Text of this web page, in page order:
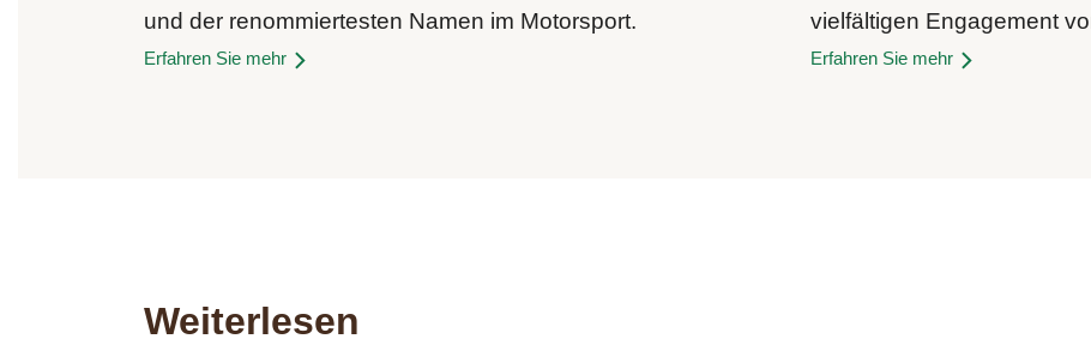
und der renommiertesten Namen im Motorsport.
Erfahren Sie mehr
vielfältigen Engagement
Erfahren Sie mehr
Weiterlesen